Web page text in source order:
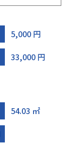
5,000 円
33,000 円
54.03 ㎡